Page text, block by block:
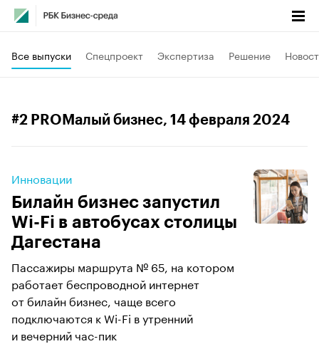
Все выпуски Спецпроект Экспертиза Решение
#2 PROМалый бизнес, 14 февраля 2024
Инновации
Билайн бизнес запустил
Wi-Fi в автобусах столицы
Дагестана
Пассажиры маршрута № 65, на котором
работает беспроводной интернет
от билайн бизнес, чаще всего
подключаются к Wi-Fi в утренний
и вечерний час-пик